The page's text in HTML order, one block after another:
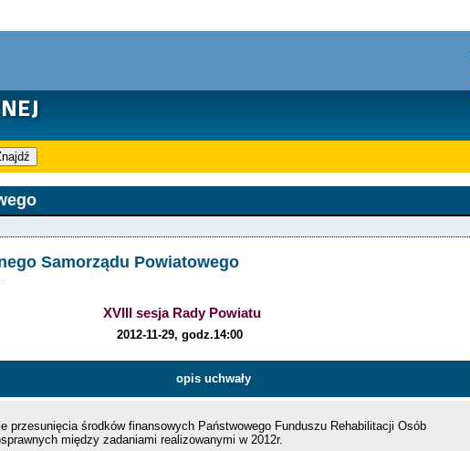
Samorządu Powiatowego
XVIII sesja Rady Powiatu
2012-11-29, godz.14:00
opis uchwały
przesunięcia środków finansowych Państwowego Funduszu Rehabilitacji Osób
między zadaniami realizowanymi w 2012r.